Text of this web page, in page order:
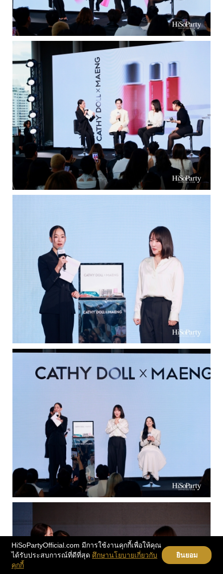
HiSoPartyOfficial.com มีการใช้งานคุกกี้เพื่อให้คุณ
ได้รับประสบการณ์ที่ดีที่สุด ศึกษานโยบายเกี่ยวกับ
คุกกี้
ยินยอม